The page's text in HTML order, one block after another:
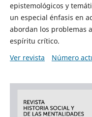
epistemológicos y
un especial énfasis en
abordan los problemas
espíritu crítico.
Ver revista
Número